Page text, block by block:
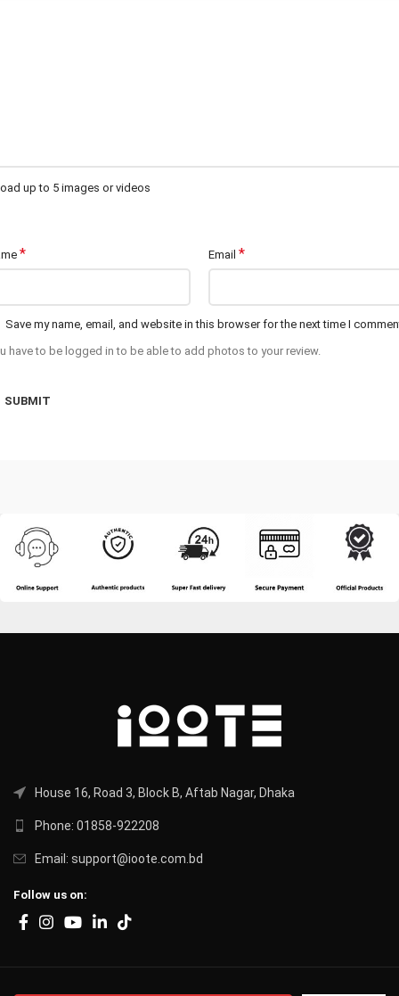
up to 5 images or videos
* Email *
Save my name, email, and website in this browser for the next time I
have to be logged in to be able to add photos to your review.
House 16, Road 3, Block B, Aftab Nagar, Dhaka
Phone: 01858-922208
Email: support@ioote.com.bd
Follow us on: